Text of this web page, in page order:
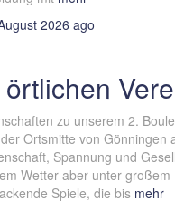
2026 ago
zu unserem 2.
Ortsmitte von Gönningen
Spannung und
Wetter aber unter großem
Spiele, die bismehr